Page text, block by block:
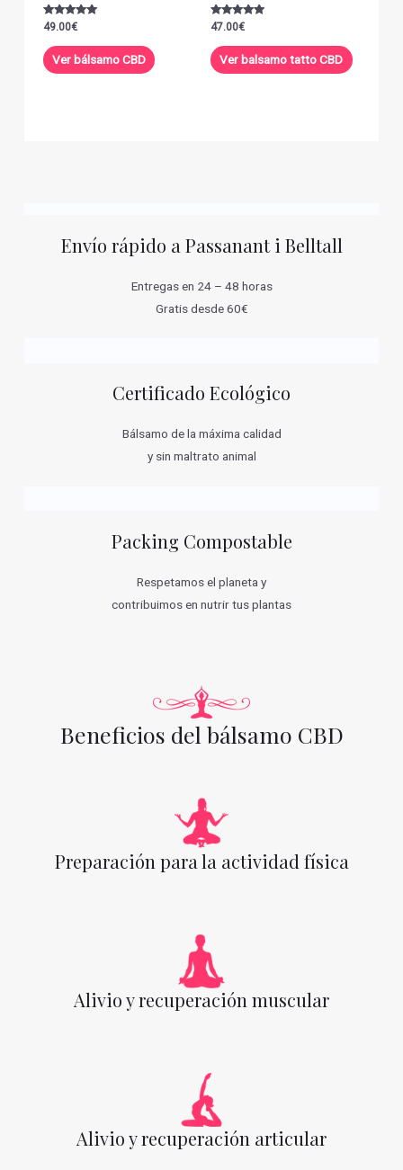
Valorado con
de 5
49.00€
Ver bálsamo CBD
Valorado con
de 5
47.00€
Ver balsamo tatto CBD
Envío rápido a Passanant i Belltall
Entregas en 24 – 48 horas
Gratis desde 60€
Certificado Ecológico
Bálsamo de la máxima calidad
y sin maltrato animal
Packing Compostable
Respetamos el planeta y
contribuimos en nutrir tus plantas
Beneficios del bálsamo CBD
Preparación para la actividad física
Alivio y recuperación muscular
Alivio y recuperación articular